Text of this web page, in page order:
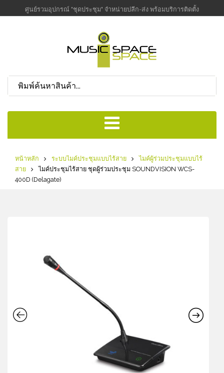
ศูนย์รวมอุปกรณ์ "ชุดประชุม" จำหน่ายปลีก-ส่ง พร้อมบริการติดตั้ง
หน้าหลัก ระบบไมค์ประชุมแบบไร้สาย
ไมค์ผู้ร่วมประชุมแบบไร้
สาย
ไมค์ประชุมไร้สาย ชุดผู้ร่วมประชุม SOUNDVISION WCS-
400D (Delagate)